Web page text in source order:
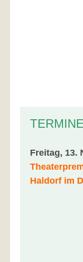
TERMINE
Freitag, 13.
Haldorf im